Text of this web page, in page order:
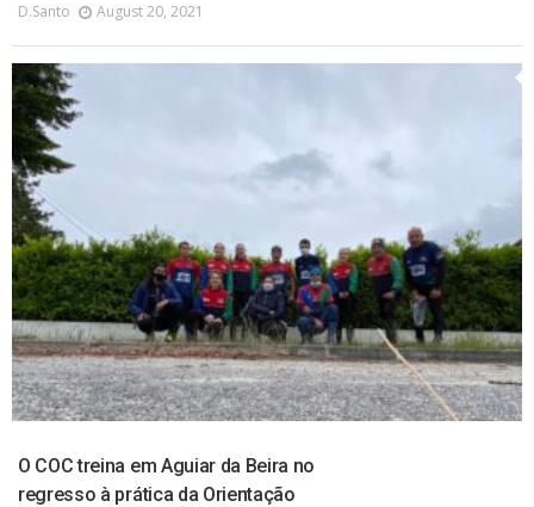
D.santo August 20, 2021
O COC treina em Aguiar da Beira no
regresso à prática da Orientação